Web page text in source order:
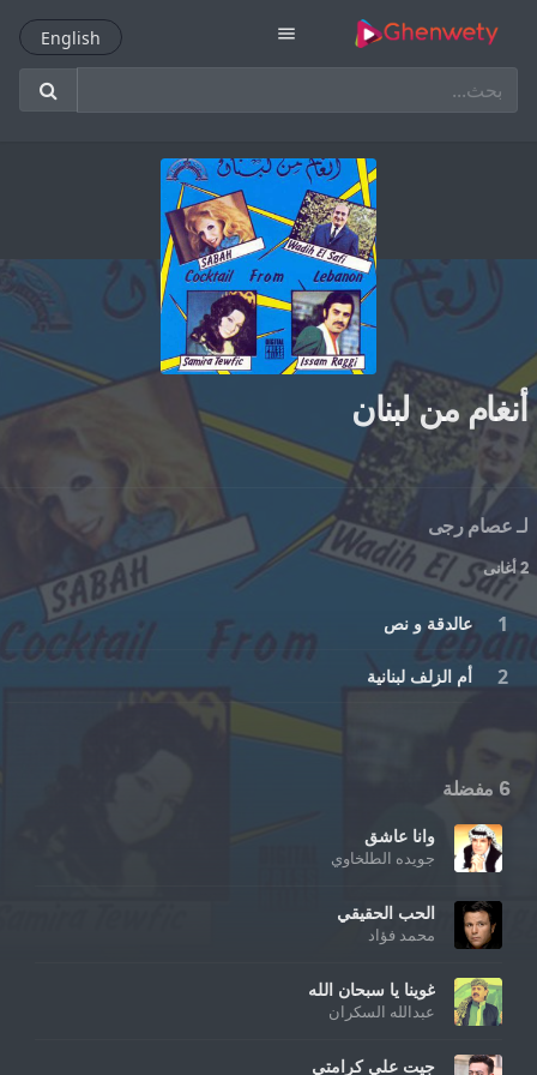
menu
English English
أنغام من لبنان
لـ عصام رجى
2 أغانى
عالدقة و نص
أم الزلف لبنانية
6 مفضلة
وانا عاشق
جويده الطلخاوي
الحب الحقيقي
محمد فؤاد
غوينا يا سبحان الله
عبدالله السكران
جيت علي كرامتي